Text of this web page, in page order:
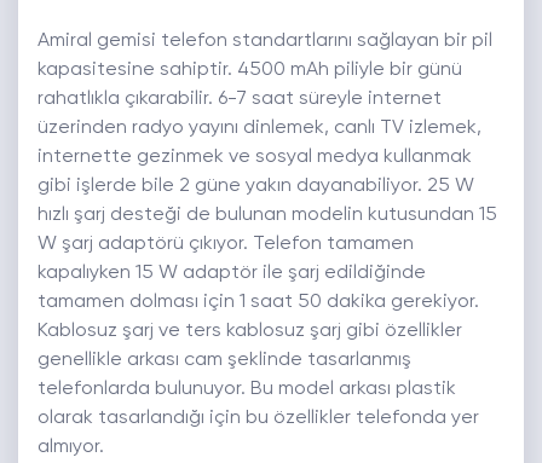
Amiral gemisi telefon standartlarını sağlayan bir pil
kapasitesine sahiptir. 4500 mAh piliyle bir günü
rahatlıkla çıkarabilir. 6-7 saat süreyle internet
üzerinden radyo yayını dinlemek, canlı TV izlemek,
internette gezinmek ve sosyal medya kullanmak
gibi işlerde bile 2 güne yakın dayanabiliyor. 25 W
hızlı şarj desteği de bulunan modelin kutusundan 15
W şarj adaptörü çıkıyor. Telefon tamamen
kapalıyken 15 W adaptör ile şarj edildiğinde
tamamen dolması için 1 saat 50 dakika gerekiyor.
Kablosuz şarj ve ters kablosuz şarj gibi özellikler
genellikle arkası cam şeklinde tasarlanmış
telefonlarda bulunuyor. Bu model arkası plastik
olarak tasarlandığı için bu özellikler telefonda yer
almıyor.